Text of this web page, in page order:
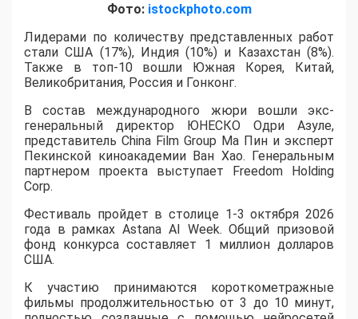
Фото: istockphoto.com
Лидерами по количеству представленных работ
стали США (17%), Индия (10%) и Казахстан (8%).
Также в топ-10 вошли Южная Корея, Китай,
Великобритания, Россия и Гонконг.
В состав международного жюри вошли экс-
генеральный директор ЮНЕСКО Одри Азуле,
представитель China Film Group Ма Пин и эксперт
Пекинской киноакадемии Ван Хао. Генеральным
партнером проекта выступает Freedom Holding
Corp.
​Фестиваль пройдет в столице 1-3 октября 2026
года в рамках Astana AI Week. Общий призовой
фонд конкурса составляет 1 миллион долларов
США.
К участию принимаются короткометражные
фильмы продолжительностью от 3 до 10 минут,